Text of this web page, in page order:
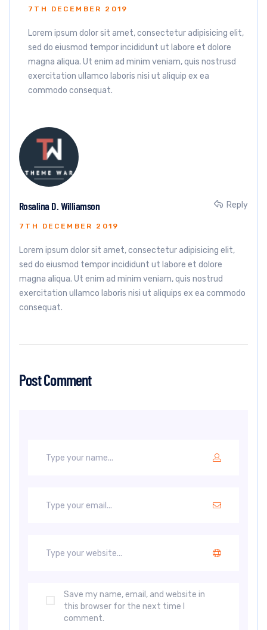
7TH DECEMBER 2019
Lorem ipsum dolor sit amet, consectetur adipisicing elit,
sed do eiusmod tempor incididunt ut labore et dolore
magna aliqua. Ut enim ad minim veniam, quis nostrusd
exercitation ullamco laboris nisi ut aliquip ex ea
commodo consequat.
Rosalina D. Williamson
7TH DECEMBER 2019
Reply
Lorem ipsum dolor sit amet, consectetur adipisicing elit,
sed do eiusmod tempor incididunt ut labore et dolore
magna aliqua. Ut enim ad minim veniam, quis nostrud
exercitation ullamco laboris nisi ut aliquips ex ea commodo
consequat.
Post Comment
Save my name, email, and website in
this browser for the next time I
comment.